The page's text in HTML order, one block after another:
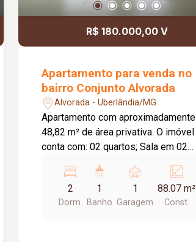
R$ 180.000,00 V
Apartamento para venda no
bairro Conjunto Alvorada
Alvorada - Uberlândia/MG
Apartamento com aproximadamente
48,82 m² de área privativa. O imóvel
conta com: 02 quartos; Sala em 02
Lavanderia; 01 vaga de garagem; O
condomínio oferece: Portões
eletrônicos; Interfone; Portaria;
2
Dorm.
1
Banho
1
Garagem
88.07 m²
Const.